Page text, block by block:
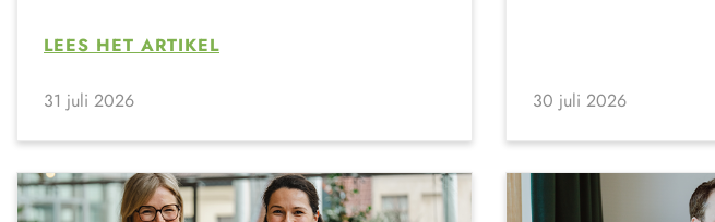
LEES HET ARTIKEL
31 juli 2026 30 juli 2026